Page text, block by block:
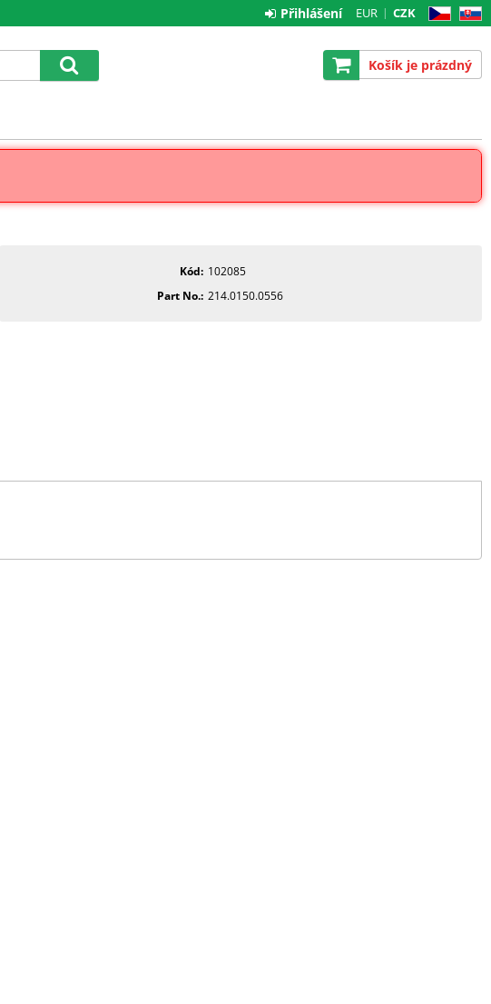
CZ SK
EUR CZK
Přihlášení
Košík je prázdný
Kód 102085
Part No. 214.0150.0556